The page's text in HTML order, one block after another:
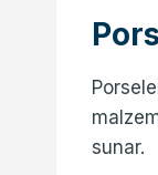
sunar.